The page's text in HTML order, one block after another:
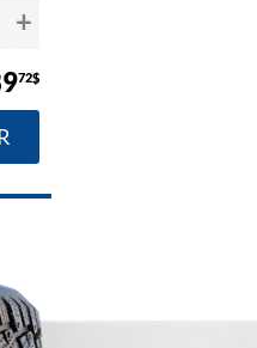
+
72$